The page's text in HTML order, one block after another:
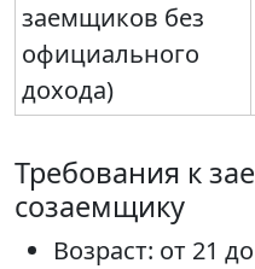
заемщиков без
официального
дохода)
Требования к
созаемщику
Возраст: от 21